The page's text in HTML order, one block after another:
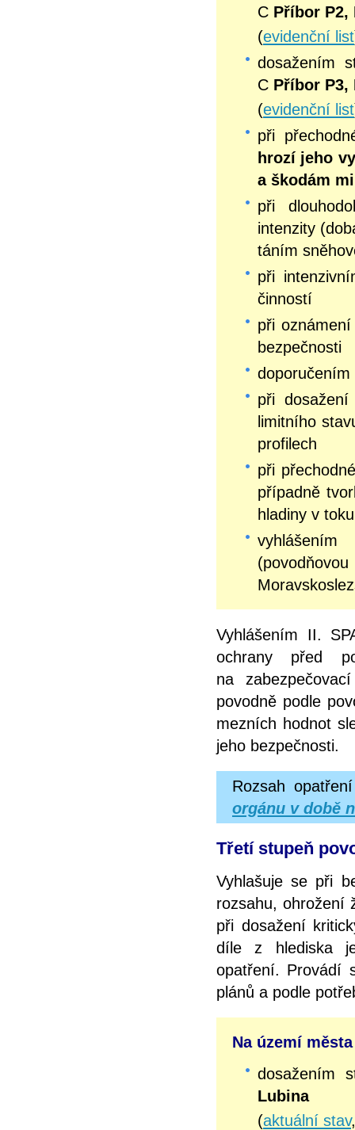
C Příbor P2,
(evidenční list
dosažením
C Příbor P3,
(evidenční list
při
hrozí jeho
a škodám
při
intenzity
táním
při
činností
při
bezpečnosti
při dosažení
limitního
profilech
při
případně
hladiny v
Vyhlášením II.
ochrany před
na
povodně podle
mezních hodnot
jeho bezpečnosti.
Rozsah
orgánu v době
Třetí stupeň
Vyhlašuje se při
rozsahu, ohrožení
při dosažení
díle z hlediska
opatření. Provádí
plánů a podle
Na území
dosažením
Lubina
(aktuální stav